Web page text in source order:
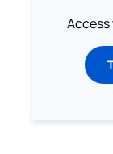
Access